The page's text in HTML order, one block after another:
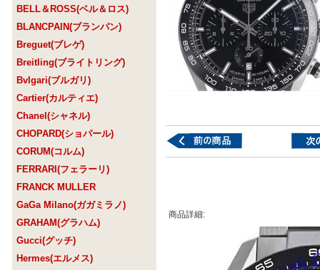
BELL＆ROSS(ベル＆ロス)
BLANCPAIN(ブランパン)
Breguet(ブレゲ)
Breitling(ブライトリング)
Bvlgari(ブルガリ)
Cartier(カルティエ)
Chanel(シャネル)
CHOPARD(ショパール)
CORUM(コルム)
FERRARI(フェラーリ)
FRANCK MULLER
GaGa Milano(ガガミラノ)
GRAHAM(グラハム)
Gucci(グッチ)
Hermes(エルメス)
商品詳細: